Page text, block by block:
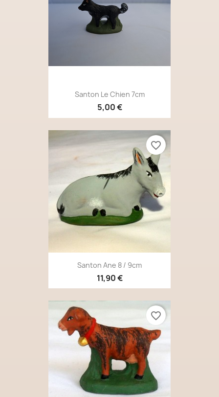
Santon Le Chien 7cm
5,00 €
Santon Ane 8 / 9cm
11,90 €
favorite_border
favorite_border